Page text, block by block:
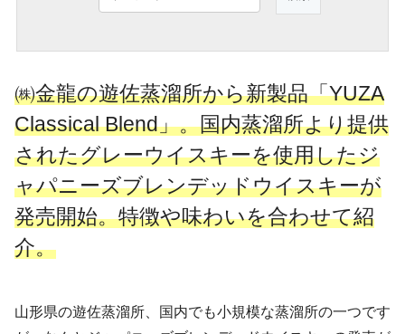
㈱金龍の遊佐蒸溜所から新製品「YUZA
Classical Blend」。国内蒸溜所より提供
されたグレーウイスキーを使用したジ
ャパニーズブレンデッドウイスキーが
発売開始。特徴や味わいを合わせて紹
介。
山形県の遊佐蒸溜所、国内でも小規模な蒸溜所の一つです